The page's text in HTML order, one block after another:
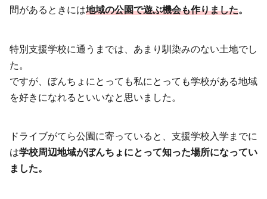
間があるときには地域の公園で遊ぶ機会も作りました。
特別支援学校に通うまでは、あまり馴染みのない土地でし
た。
ですが、ぼんちょにとっても私にとっても学校がある地域
を好きになれるといいなと思いました。
ドライブがてら公園に寄っていると、支援学校入学までに
は学校周辺地域がぼんちょにとって知った場所になってい
ました。